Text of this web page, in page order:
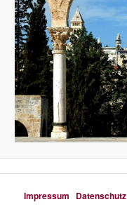
Impressum Datenschutz